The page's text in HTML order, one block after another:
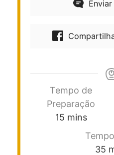
Tempo de
Preparação
15 mins
35